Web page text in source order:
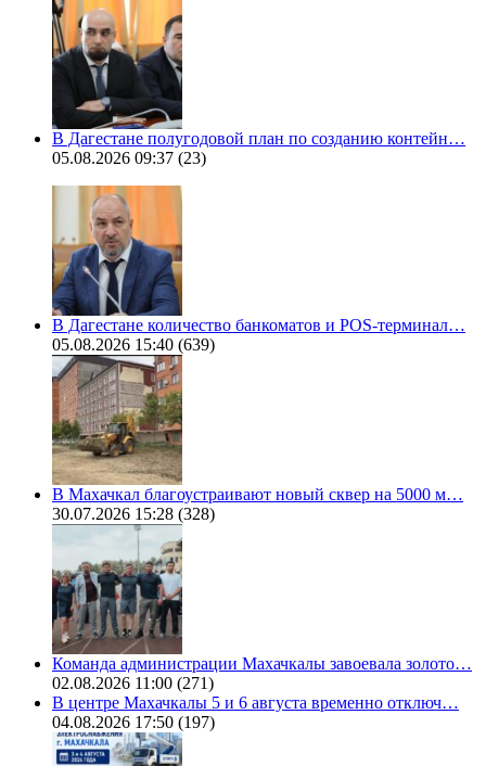
В Дагестане полугодовой план по созданию контейн…
05.08.2026 09:37 (23)
В Дагестане количество банкоматов и POS-терминал…
05.08.2026 15:40 (639)
В Махачкал благоустраивают новый сквер на 5000 м…
30.07.2026 15:28 (328)
Команда администрации Махачкалы завоевала золото…
02.08.2026 11:00 (271)
В центре Махачкалы 5 и 6 августа временно отключ…
04.08.2026 17:50 (197)